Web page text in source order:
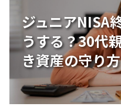
ジュニアNISA
うする？30代
き資産の守り